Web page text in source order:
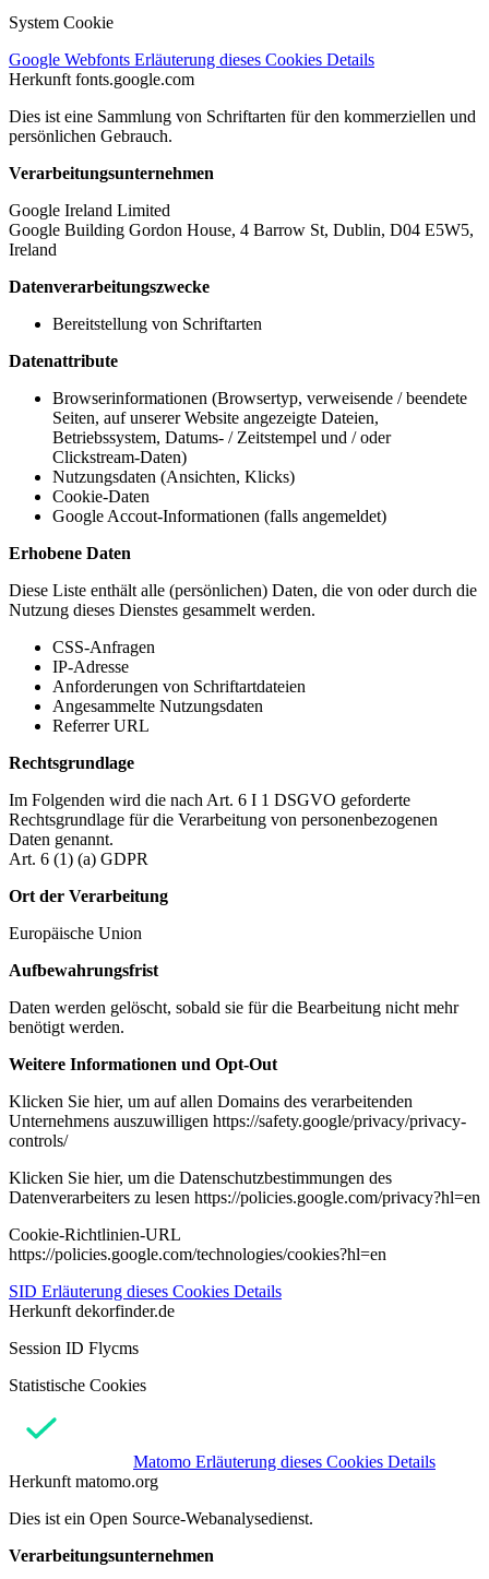
System Cookie
Google Webfonts Erläuterung dieses Cookies Details
Herkunft fonts.google.com
Dies ist eine Sammlung von Schriftarten für den kommerziellen und
persönlichen Gebrauch.
Verarbeitungsunternehmen
Google Ireland Limited
Google Building Gordon House, 4 Barrow St, Dublin, D04 E5W5,
Ireland
Datenverarbeitungszwecke
Bereitstellung von Schriftarten
Datenattribute
Browserinformationen (Browsertyp, verweisende / beendete
Seiten, auf unserer Website angezeigte Dateien,
Betriebssystem, Datums- / Zeitstempel und / oder
Clickstream-Daten)
Nutzungsdaten (Ansichten, Klicks)
Cookie-Daten
Google Accout-Informationen (falls angemeldet)
Erhobene Daten
Diese Liste enthält alle (persönlichen) Daten, die von oder durch die
Nutzung dieses Dienstes gesammelt werden.
CSS-Anfragen
IP-Adresse
Anforderungen von Schriftartdateien
Angesammelte Nutzungsdaten
Referrer URL
Rechtsgrundlage
Im Folgenden wird die nach Art. 6 I 1 DSGVO geforderte
Rechtsgrundlage für die Verarbeitung von personenbezogenen
Daten genannt.
Art. 6 (1) (a) GDPR
Ort der Verarbeitung
Europäische Union
Aufbewahrungsfrist
Daten werden gelöscht, sobald sie für die Bearbeitung nicht mehr
benötigt werden.
Weitere Informationen und Opt-Out
Klicken Sie hier, um auf allen Domains des verarbeitenden
Unternehmens auszuwilligen https://safety.google/privacy/privacy-
controls/
Klicken Sie hier, um die Datenschutzbestimmungen des
Datenverarbeiters zu lesen https://policies.google.com/privacy?hl=en
Cookie-Richtlinien-URL
https://policies.google.com/technologies/cookies?hl=en
SID Erläuterung dieses Cookies Details
Herkunft dekorfinder.de
Session ID Flycms
Statistische Cookies
Matomo Erläuterung dieses Cookies Details
Herkunft matomo.org
Dies ist ein Open Source-Webanalysedienst.
Verarbeitungsunternehmen